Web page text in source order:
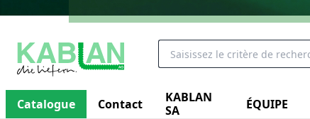
Catalogue Contact
KABLAN
SA
ÉQUIPE